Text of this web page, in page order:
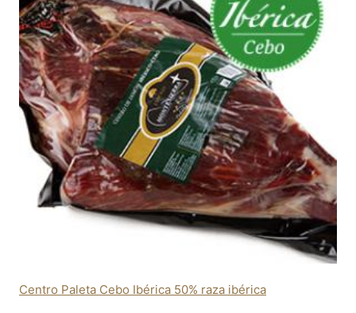
Centro Paleta Cebo Ibérica 50% raza ibérica